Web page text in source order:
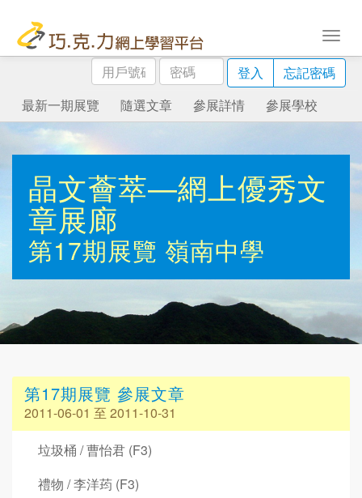
用
戶
號
碼
密
碼
登入
忘記密碼
最新一期展覽
隨選文章 參展詳情 參展學校
晶文薈萃—網上優秀文
章展廊
第17期展覽 嶺南中學
第17期展覽 參展文章
2011-06-01 至 2011-10-31
垃圾桶 / 曹怡君 (F3)
禮物 / 李洋荺 (F3)